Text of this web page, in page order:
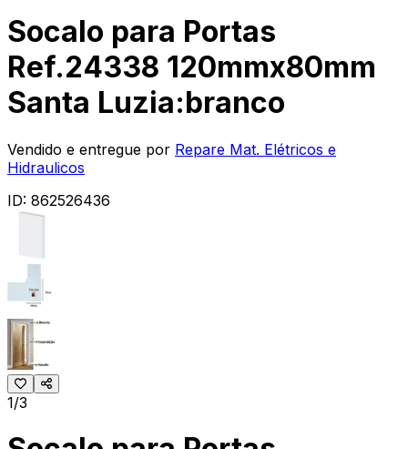
Socalo para Portas
Ref.24338 120mmx80mm
Santa Luzia:branco
Vendido e entregue por Repare Mat. Elétricos e
Hidraulicos
ID: 862526436
1/3